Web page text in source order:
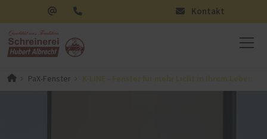
Kontakt
PaX-Fenster K-LINE - Fenster für mehr Licht in Ihrem Leben